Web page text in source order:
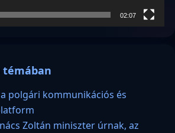
02:07
témában
polgári kommunikációs és
Zoltán miniszter úrnak, az